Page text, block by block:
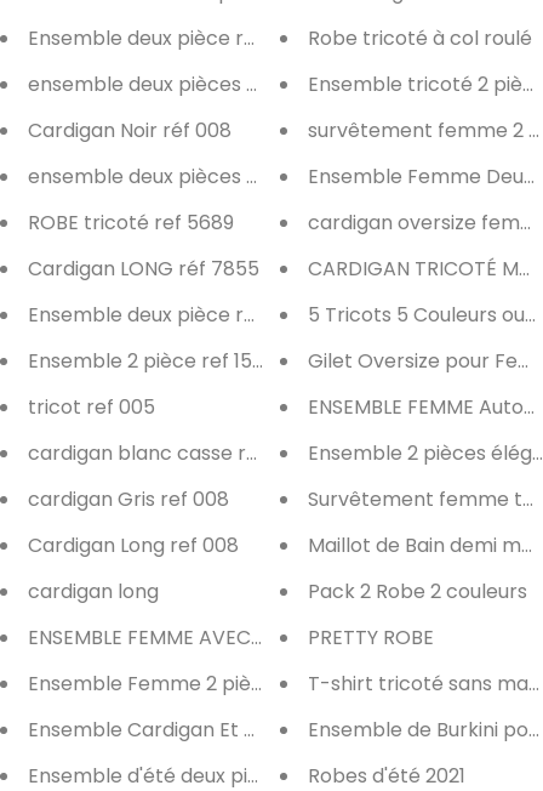
Ensemble deux pièce ref 0051
ensemble deux pièces fuchsia ref 9966
Cardigan Noir réf 008
ensemble deux pièces réf 9966
ROBE tricoté ref 5689
Cardigan LONG réf 7855
Ensemble deux pièce ref 009
Ensemble 2 pièce ref 1586
tricot ref 005
cardigan blanc casse ref 008
cardigan Gris ref 008
Cardigan Long ref 008
cardigan long
ENSEMBLE FEMME AVEC CAPUCHE
Ensemble Femme 2 pièces en laine
Ensemble Cardigan Et Pantalon avec ceinture
Ensemble d'été deux pièces
Robe tricoté à col roulé
Ensemble tricoté 2
survêtement femme 2
cardigan oversize
CARDIGAN TRICOTÉ
5 Tricots 5
Gilet Oversize pour
ENSEMBLE FEMME
Ensemble 2 pièces
Survêtement femme
Maillot de Bain demi
Pack 2 Robe 2 couleurs
PRETTY ROBE
T-shirt tricoté sans
Ensemble de Burkini
Robes d'été 2021